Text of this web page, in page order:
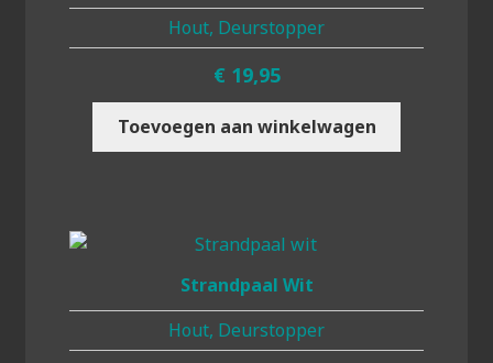
Hout, Deurstopper
€ 19,95
Toevoegen aan winkelwagen
Strandpaal Wit
Hout, Deurstopper